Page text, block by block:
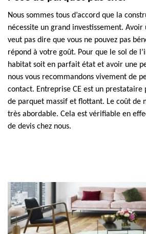
Nous sommes tous d’accord que la
nécessite un grand investissement.
veut pas dire que vous ne pouvez pas
répond à votre goût. Pour que le sol de
habitat soit en parfait état et avoir une
nous vous recommandons vivement de
contact. Entreprise CE est un prestataire
de parquet massif et flottant. Le coût de
très abordable. Cela est vérifiable en
de devis chez nous.